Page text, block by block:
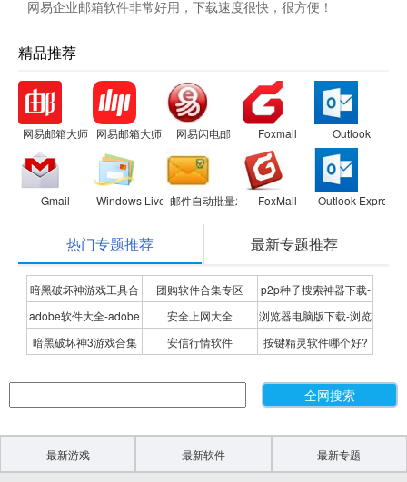
网易企业邮箱软件非常好用，下载速度很快，很方便！
精品推荐
网易邮箱大师 网易邮箱大师 网易闪电邮 Foxmail Outlook
Gmail Windows Live Mail邮件自动批量发送精灵FoxMail Outlook Express
热门专题推荐 最新专题推荐
暗黑破坏神游戏工具合
集
团购软件合集专区
p2p种子搜索神器下载-
P2P种子搜索神器专题
adobe软件大全-adobe
全系列软件下载-adobe
安全上网大全
浏览器电脑版下载-浏览
器下载合集
暗黑破坏神3游戏合集 安信行情软件
按键精灵软件哪个好?
最新游戏 最新软件 最新专题